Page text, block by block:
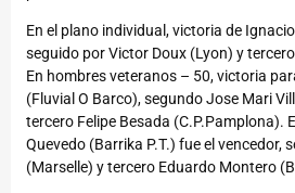
En el plano individual, victoria de
seguido por Victor Doux (Lyon) y
En hombres veteranos – 50, victoria
(Fluvial O Barco), segundo Jose Mari
tercero Felipe Besada (C.P.Pamplona).
Quevedo (Barrika P.T.) fue el vencedor,
(Marselle) y tercero Eduardo Montero